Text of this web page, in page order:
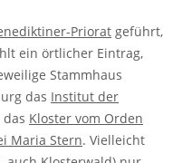
Priorat geführt,
ein örtlicher Eintrag,
Stammhaus
das Institut der
das Kloster vom Orden
Maria Stern. Vielleicht